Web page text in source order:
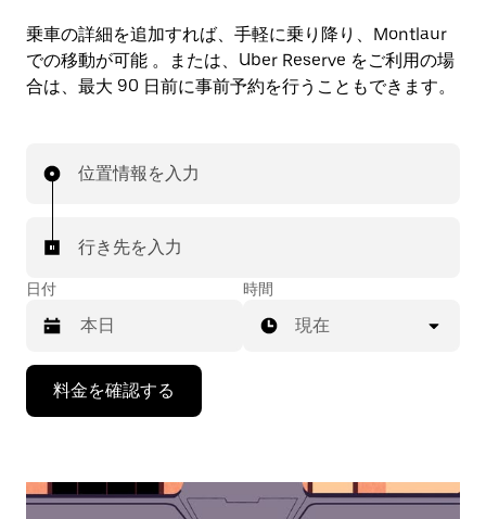
乗車の詳細を追加すれば、手軽に乗り降り、Montlaur
での移動が可能 。または、Uber Reserve をご利用の場
合は、最大 90 日前に事前予約を行うこともできます。
位置情報を入力
行き先を入力
日付
で
時間
現在
料金を確認する